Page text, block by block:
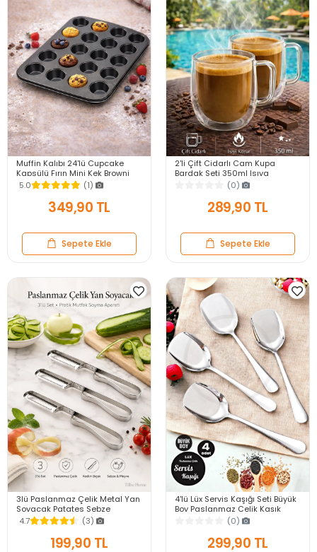
Muffin Kalıbı 24'lü Cupcake
Kapsülü Fırın Mini Kek Browni
Kekstra Kurabiye Kalıbı Muffin
Baking Pan
5.0 (1)
349,90 TL
Sepete Ekle
2'li Çift Cidarlı Cam Kupa
Bardak Seti 350ml Isıya
Dayanıklı Espresso Sunum
Kulplu Kahve Bardağı
(0)
289,90 TL
Sepete Ekle
3lü Paslanmaz Çelik Metal Yan
Soyacak Patates Sebze
Salatalık Havuç Soyacağı
Mutfak Soyma Aparatı
4.7 (3)
199,90 TL
4'lü Lüx Servis Kaşığı Seti Büyük
Boy Paslanmaz Çelik Kaşık
Salata Yemek Mutfak Kaşığı
(0)
299,90 TL